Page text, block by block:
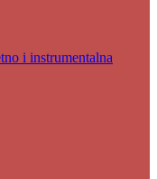
i instrumentalna